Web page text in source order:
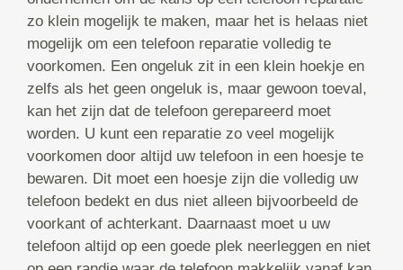
zo klein mogelijk te maken, maar het is helaas niet
mogelijk om een telefoon reparatie volledig te
voorkomen. Een ongeluk zit in een klein hoekje en
zelfs als het geen ongeluk is, maar gewoon toeval,
kan het zijn dat de telefoon gerepareerd moet
worden. U kunt een reparatie zo veel mogelijk
voorkomen door altijd uw telefoon in een hoesje te
bewaren. Dit moet een hoesje zijn die volledig uw
telefoon bedekt en dus niet alleen bijvoorbeeld de
voorkant of achterkant. Daarnaast moet u uw
telefoon altijd op een goede plek neerleggen en niet